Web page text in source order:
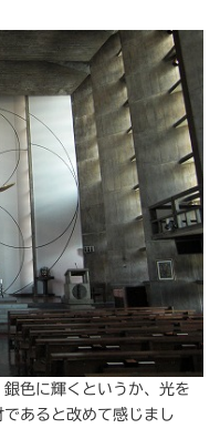
色に輝くというか、光を
あると改めて感じまし